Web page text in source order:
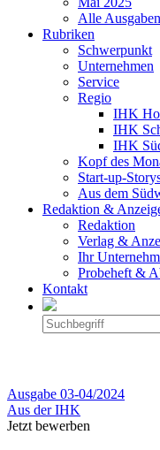
Alle Ausgaben
Rubriken
Schwerpunkt
Unternehmen
Service
Regio
IHK
IHK
IHK
Kopf des
Start-up-
Aus dem
Redaktion &
Redaktion
Verlag &
Ihr
Probeheft &
Kontakt
Ausgabe 03-04/2024
Aus der IHK
Jetzt bewerben